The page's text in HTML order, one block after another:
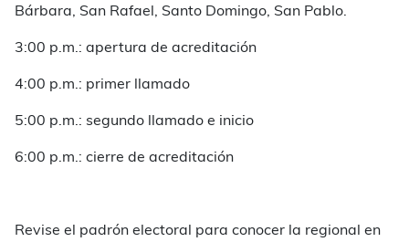
Bárbara, San Rafael, Santo Domingo, San Pablo.
3:00 p.m.: apertura de acreditación
4:00 p.m.: primer llamado
5:00 p.m.: segundo llamado e inicio
6:00 p.m.: cierre de acreditación
Revise el padrón electoral para conocer la regional en